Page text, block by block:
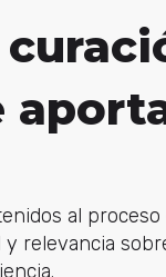
al
relevancia